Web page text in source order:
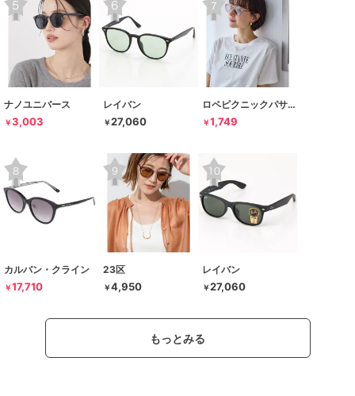
ナノユニバース
￥3,003
レイバン
￥27,060
ロペピクニックパサージュ
￥1,749
カルバン・クライン
￥17,710
23区
￥4,950
レイバン
￥27,060
もっとみる